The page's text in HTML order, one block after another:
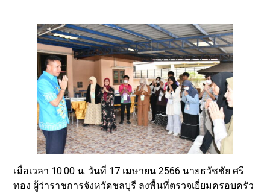
เมื่อเวลา 10.00 น. วันที่ 17 เมษายน 2566 นายธวัชชัย ศรี
ทอง ผู้ว่าราชการจังหวัดชลบุรี ลงพื้นที่ตรวจเยี่ยมครอบครัว